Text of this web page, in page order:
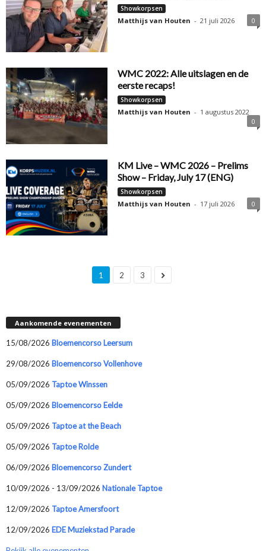
Showkorpsen
Matthijs van Houten - 21 juli 2026 0
WMC 2022: Alle uitslagen en de
eerste recaps!
Showkorpsen
Matthijs van Houten - 1 augustus 2022
0
KM Live – WMC 2026 – Prelims
Show – Friday, July 17 (ENG)
Showkorpsen
Matthijs van Houten - 17 juli 2026 0
1 2 3
Aankomende evenementen
15/08/2026 Bloemencorso Leersum
29/08/2026 Bloemencorso Vollenhove
05/09/2026 Taptoe Winssen
05/09/2026 Bloemencorso Eelde
05/09/2026 Taptoe at the Beach
05/09/2026 Taptoe Rolde
06/09/2026 Bloemencorso Zundert
10/09/2026 - 13/09/2026 Nationale Taptoe
12/09/2026 Taptoe Amersfoort
12/09/2026 EDE Muziekstad Parade